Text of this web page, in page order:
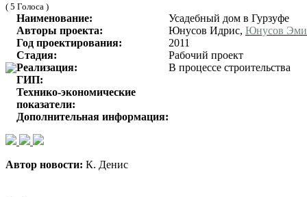
( 5 Голоса )
Наименование:
Усадебный дом в Гурзуфе
Авторы проекта:
Юнусов Идрис, Юнусов
Год проектирования:
2011
Стадия:
Рабочий проект
Реализация:
В процессе строительства
ГИП:
Технико-экономические
показатели:
Дополнительная информация:
Автор новости: К. Денис